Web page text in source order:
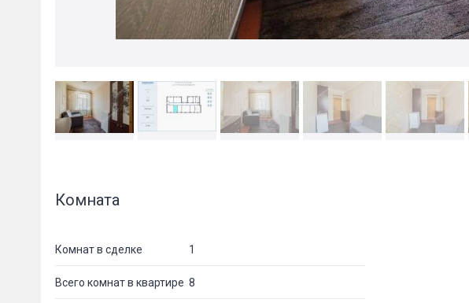
Комната
Комнат в сделке 1
Всего комнат в квартире 8